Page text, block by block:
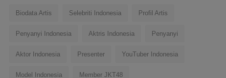
Biodata Artis Selebriti Indonesia Profil Artis
Penyanyi Indonesia Aktris Indonesia Penyanyi
Aktor Indonesia Presenter YouTuber Indonesia
Model Indonesia Member JKT48